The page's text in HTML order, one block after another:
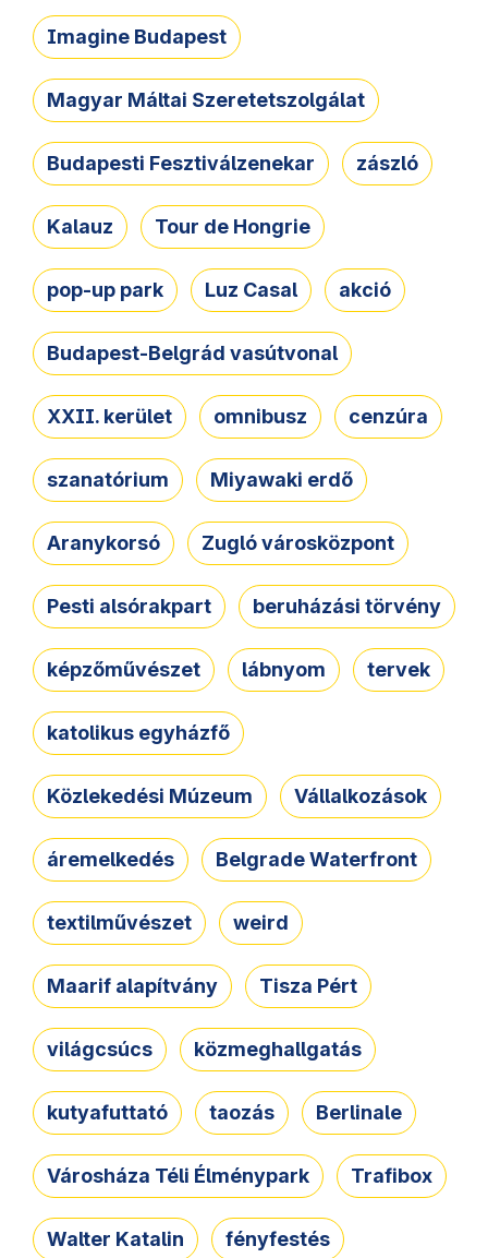
Imagine Budapest
Magyar Máltai Szeretetszolgálat
Budapesti Fesztiválzenekar zászló
Kalauz Tour de Hongrie
pop-up park Luz Casal akció
Budapest-Belgrád vasútvonal
XXII. kerület omnibusz cenzúra
szanatórium Miyawaki erdő
Aranykorsó Zugló városközpont
Pesti alsórakpart beruházási törvény
képzőművészet lábnyom tervek
katolikus egyházfő
Közlekedési Múzeum Vállalkozások
áremelkedés Belgrade Waterfront
textilművészet weird
Maarif alapítvány Tisza Pért
világcsúcs közmeghallgatás
kutyafuttató taozás Berlinale
Városháza Téli Élménypark Trafibox
Walter Katalin fényfestés